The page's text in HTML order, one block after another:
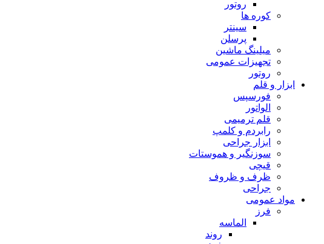
روتور
کوره ها
سینتر
پرسلن
میلینگ ماشین
تجهیزات عمومی
روتور
ابزار و قلم
فورسپس
الواتور
قلم ترمیمی
رابردم و کلمپ
ابزار جراحی
سوزنگیر و هموستات
قیچی
ظرف و ظروف
جراحی
مواد عمومی
فرز
الماسه
روند